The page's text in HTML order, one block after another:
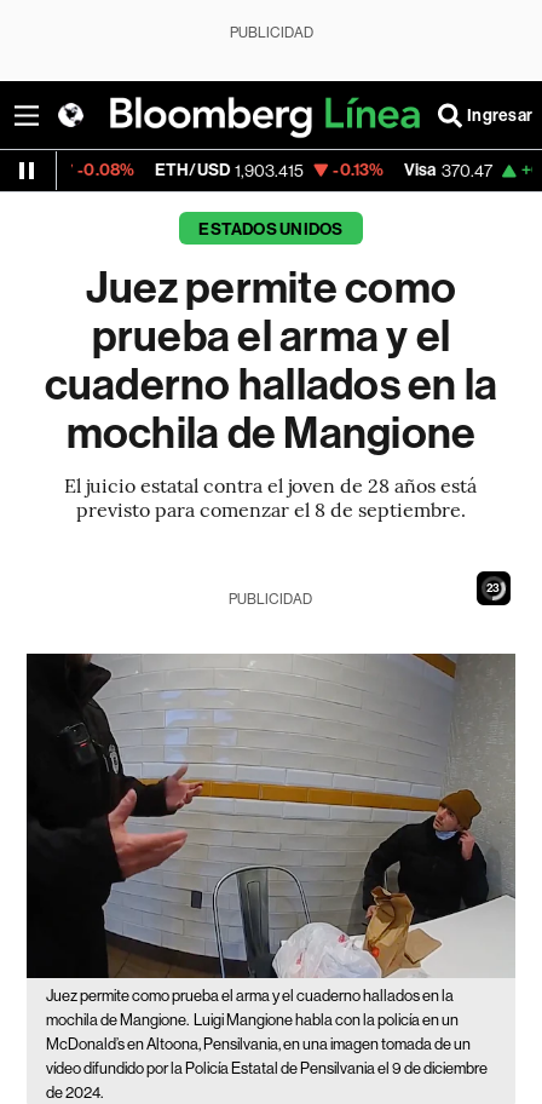
PUBLICIDAD
Ingresar
ETH/USD 1,903.415 -0.13% Visa 370.47 +0.52%
ESTADOS UNIDOS
Juez permite como
prueba el arma y el
cuaderno hallados en la
mochila de Mangione
El juicio estatal contra el joven de 28 años está
previsto para comenzar el 8 de septiembre.
21
PUBLICIDAD
Juez permite como prueba el arma y el cuaderno hallados en la
mochila de Mangione. Luigi Mangione habla con la policía en un
McDonald’s en Altoona, Pensilvania, en una imagen tomada de un
vídeo difundido por la Policía Estatal de Pensilvania el 9 de diciembre
de 2024.